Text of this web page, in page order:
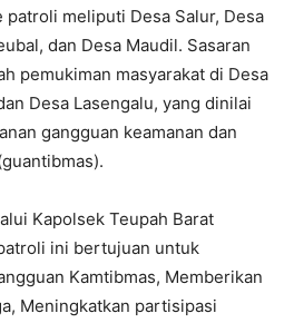
meliputi Desa Salur, Desa
dan Desa Maudil. Sasaran
pemukiman masyarakat di Desa
Desa Lasengalu, yang dinilai
gangguan keamanan dan
Kapolsek Teupah Barat
ini bertujuan untuk
Kamtibmas, Memberikan
Meningkatkan partisipasi